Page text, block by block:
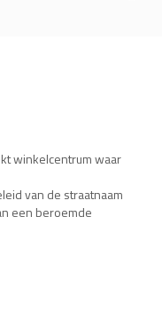
winkelcentrum waar
van de straatnaam
een beroemde